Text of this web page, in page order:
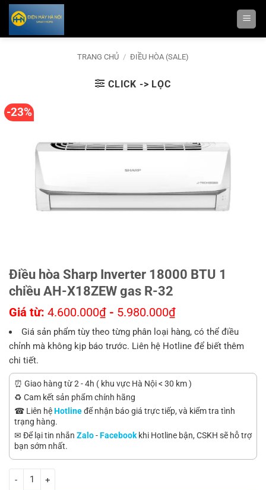
Bỏ
qua
nội
TRANG CHỦ / ĐIỀU HÒA (SALE)
CLICK -> LỌC
-23%
Điều hòa Sharp Inverter 18000 BTU 1
chiều AH-X18ZEW gas R-32
Giá từ: 4.600.000₫ - 5.980.000₫
Giá sản phẩm tùy theo từng phân loại hàng, có thể điều
chỉnh mà không kịp báo trước. Liên hệ Hotline để biết thêm
chi tiết.
⏰ Giao hàng từ 2 - 4h ( khu vực Hà Nội < 30 km )
♻️ Cam kết sản phẩm chính hãng
☎ Liên hệHotlineđể nhận báo giá trực tiếp, và kiểm tra tình
trạng hàng.
✉ Để lại tin nhắn Zalo-Facebook khi Hotline bận, CSKH sẽ hỗ trợ
bạn sớm nhất.
Điều hòa Sharp Inverter 18000 BTU 1 chiều AH-X18ZEW gas R-32